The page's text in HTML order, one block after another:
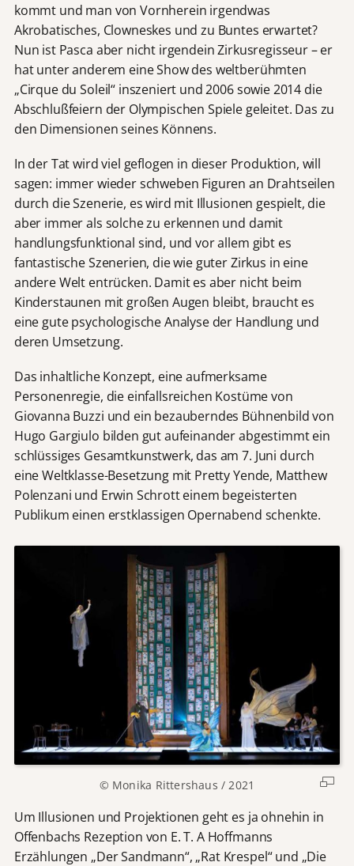
kommt und man von Vornherein irgendwas
Akrobatisches, Clowneskes und zu Buntes erwartet?
Nun ist Pasca aber nicht irgendein Zirkusregisseur – er
hat unter anderem eine Show des weltberühmten
„Cirque du Soleil“ inszeniert und 2006 sowie 2014 die
Abschlußfeiern der Olympischen Spiele geleitet. Das zu
den Dimensionen seines Könnens.
In der Tat wird viel geflogen in dieser Produktion, will
sagen: immer wieder schweben Figuren an Drahtseilen
durch die Szenerie, es wird mit Illusionen gespielt, die
aber immer als solche zu erkennen und damit
handlungsfunktional sind, und vor allem gibt es
fantastische Szenerien, die wie guter Zirkus in eine
andere Welt entrücken. Damit es aber nicht beim
Kinderstaunen mit großen Augen bleibt, braucht es
eine gute psychologische Analyse der Handlung und
deren Umsetzung.
Das inhaltliche Konzept, eine aufmerksame
Personenregie, die einfallsreichen Kostüme von
Giovanna Buzzi und ein bezauberndes Bühnenbild von
Hugo Gargiulo bilden gut aufeinander abgestimmt ein
schlüssiges Gesamtkunstwerk, das am 7. Juni durch
eine Weltklasse-Besetzung mit Pretty Yende, Matthew
Polenzani und Erwin Schrott einem begeisterten
Publikum einen erstklassigen Opernabend schenkte.
© Monika Rittershaus / 2021
Um Illusionen und Projektionen geht es ja ohnehin in
Offenbachs Rezeption von E. T. A Hoffmanns
Erzählungen „Der Sandmann“, „Rat Krespel“ und „Die